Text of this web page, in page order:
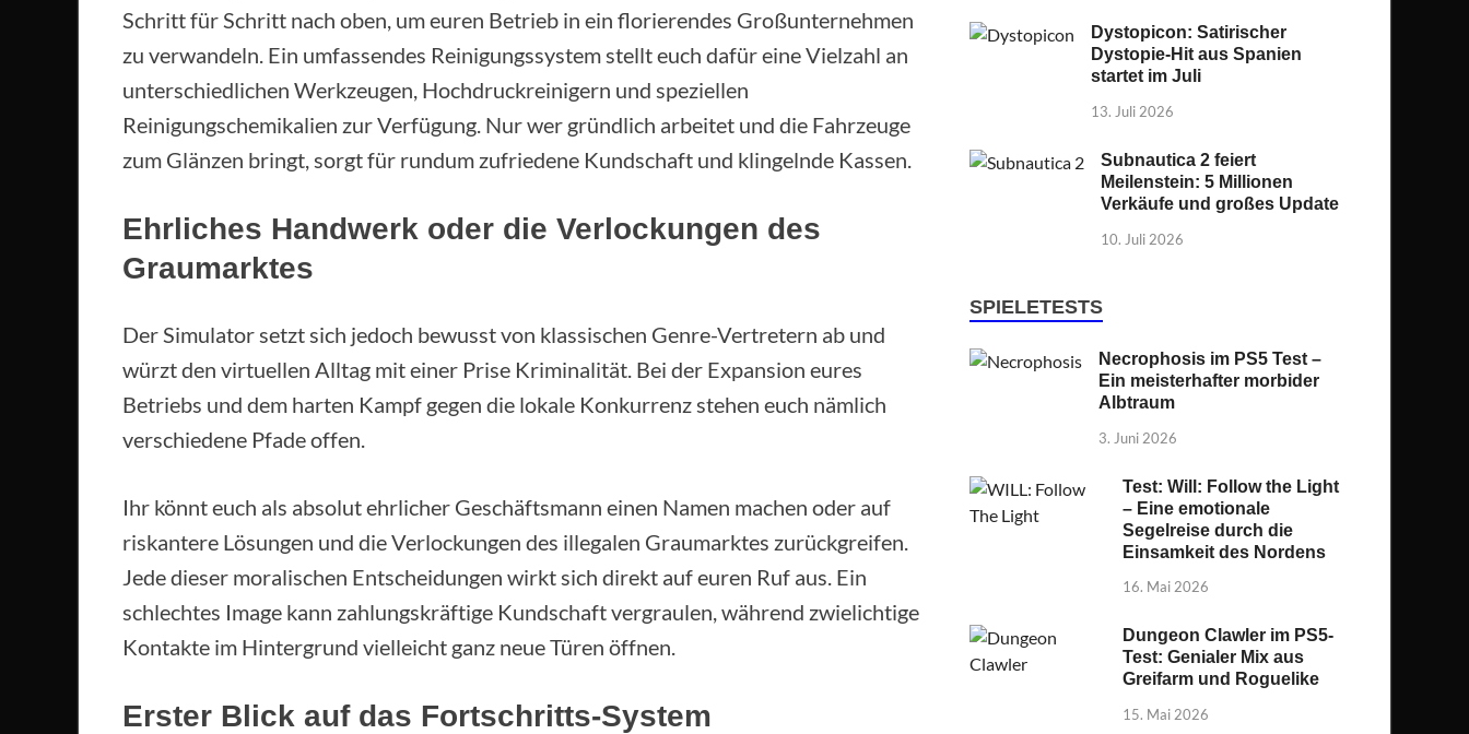
Schritt für Schritt nach oben, um euren Betrieb in ein florierendes Großunternehmen
zu verwandeln. Ein umfassendes Reinigungssystem stellt euch dafür eine Vielzahl an
unterschiedlichen Werkzeugen, Hochdruckreinigern und speziellen
Reinigungschemikalien zur Verfügung. Nur wer gründlich arbeitet und die Fahrzeuge
zum Glänzen bringt, sorgt für rundum zufriedene Kundschaft und klingelnde Kassen.
Ehrliches Handwerk oder die Verlockungen des
Graumarktes
Der Simulator setzt sich jedoch bewusst von klassischen Genre-Vertretern ab und
würzt den virtuellen Alltag mit einer Prise Kriminalität. Bei der Expansion eures
Betriebs und dem harten Kampf gegen die lokale Konkurrenz stehen euch nämlich
verschiedene Pfade offen.
Ihr könnt euch als absolut ehrlicher Geschäftsmann einen Namen machen oder auf
riskantere Lösungen und die Verlockungen des illegalen Graumarktes zurückgreifen.
Jede dieser moralischen Entscheidungen wirkt sich direkt auf euren Ruf aus. Ein
schlechtes Image kann zahlungskräftige Kundschaft vergraulen, während zwielichtige
Kontakte im Hintergrund vielleicht ganz neue Türen öffnen.
Erster Blick auf das Fortschritts-System
Dystopicon: Satirischer
Dystopie-Hit aus Spanien
startet im Juli
13. Juli 2026
Subnautica 2 feiert
Meilenstein: 5 Millionen
Verkäufe und großes Update
10. Juli 2026
SPIELETESTS
Necrophosis im PS5 Test –
Ein meisterhafter morbider
Albtraum
3. Juni 2026
Test: Will: Follow the Light
– Eine emotionale
Segelreise durch die
Einsamkeit des Nordens
16. Mai 2026
Dungeon Clawler im PS5-
Test: Genialer Mix aus
Greifarm und Roguelike
15. Mai 2026